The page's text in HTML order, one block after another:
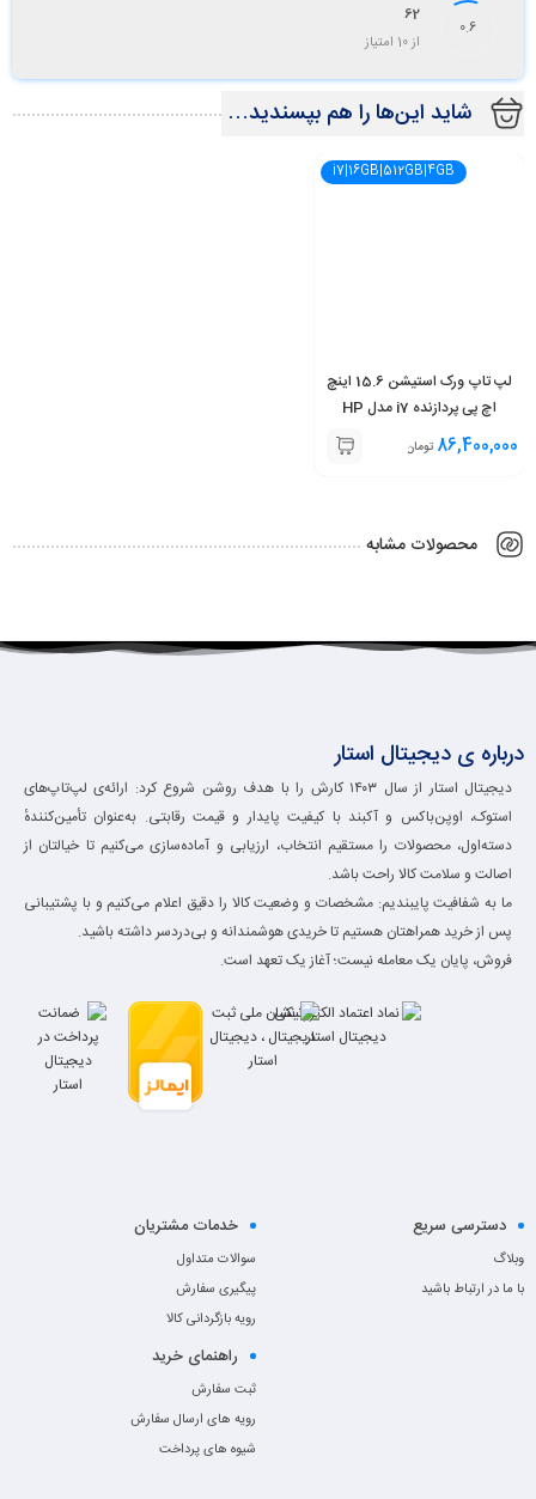
0.6
62
از 10 امتیاز
شاید این‌ها را هم بپسندید…
i7|16GB|512GB|4GB
لپ تاپ ورک استیشن 15.6 اینچ
اچ پی پردازنده i7 مدل HP
ZBook FireFly 15 G8 i7
11th 16GB 512GB 4GB
86,400,000 تومان
محصولات مشابه
درباره ی دیجیتال استار
دیجیتال استار از سال ۱۴۰۳ کارش را با هدف روشن شروع کرد: ارائه‌ی لپ‌تاپ‌های
استوک، اوپن‌باکس و آکبند با کیفیت پایدار و قیمت رقابتی. به‌عنوان تأمین‌کنندهٔ
دسته‌اول، محصولات را مستقیم انتخاب، ارزیابی و آماده‌سازی می‌کنیم تا خیالتان از
اصالت و سلامت کالا راحت باشد.
ما به شفافیت پایبندیم: مشخصات و وضعیت کالا را دقیق اعلام می‌کنیم و با پشتیبانی
پس از خرید همراهتان هستیم تا خریدی هوشمندانه و بی‌دردسر داشته باشید.
فروش، پایان یک معامله نیست؛ آغاز یک تعهد است.
دسترسی سریع
وبلاگ
با ما در ارتباط باشید
خدمات مشتریان
سوالات متداول
پیگیری سفارش
رویه بازگردانی کالا
راهنمای خرید
ثبت سفارش
رویه های ارسال سفارش
شیوه های پرداخت